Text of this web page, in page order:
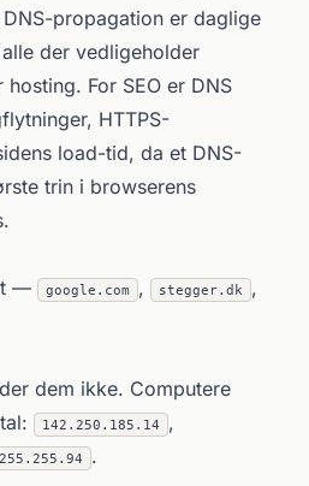
propagation er daglige
der vedligeholder
For SEO er DNS
HTTPS-
load-tid, da et DNS-
trin i browserens
— google.com , stegger.dk ,
dem ikke. Computere
142.250.185.14 ,
.